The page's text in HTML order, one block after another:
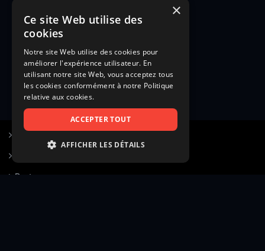
Poster une annonce
×
Ce site Web utilise des
cookies
Notre site Web utilise des cookies pour
améliorer l'expérience utilisateur. En
utilisant notre site Web, vous acceptez tous
les cookies conformément à notre Politique
relative aux cookies.
ACCEPTER TOUT
AFFICHER LES DÉTAILS